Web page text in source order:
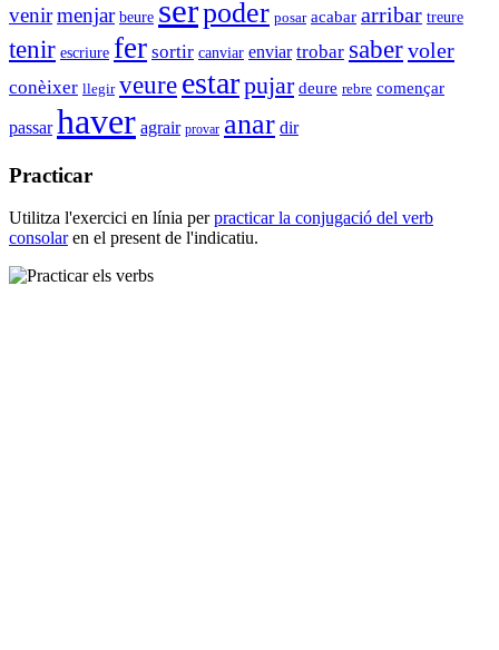
venirmenjar beure serpoder posar acabar arribar treure
tenir escriure fer sortir canviar enviar trobar sabervoler
conèixer llegir veure estarpujar deure rebre començar
passar haver agrair provar anar dir
Practicar
Utilitza l'exercici en línia perpracticar la conjugació del verb
consolaren el present de l'indicatiu.